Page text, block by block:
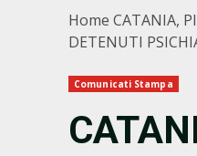
Home CATANIA,
DETENUTI
Comunicati Stampa